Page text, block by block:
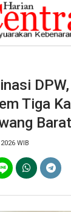
Tiga
Barat
WIB